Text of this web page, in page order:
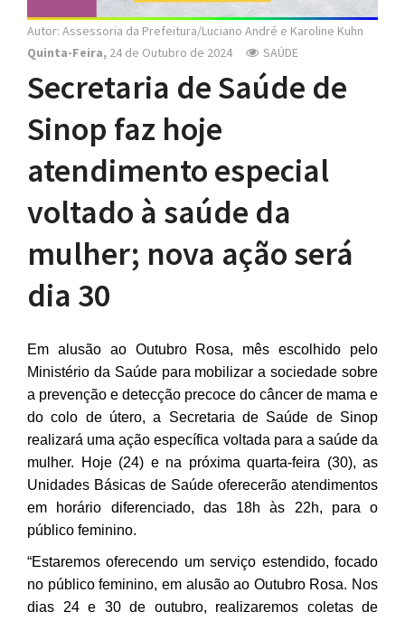
Autor: Assessoria da Prefeitura/Luciano André e Karoline Kuhn
Quinta-Feira, 24 de Outubro de 2024 SAÚDE
Secretaria de Saúde de
Sinop faz hoje
atendimento especial
voltado à saúde da
mulher; nova ação será
dia 30
Em alusão ao Outubro Rosa, mês escolhido pelo
Ministério da Saúde para mobilizar a sociedade sobre
a prevenção e detecção precoce do câncer de mama e
do colo de útero, a Secretaria de Saúde de Sinop
realizará uma ação específica voltada para a saúde da
mulher. Hoje (24) e na próxima quarta-feira (30), as
Unidades Básicas de Saúde oferecerão atendimentos
em horário diferenciado, das 18h às 22h, para o
público feminino.
“Estaremos oferecendo um serviço estendido, focado
no público feminino, em alusão ao Outubro Rosa. Nos
dias 24 e 30 de outubro, realizaremos coletas de